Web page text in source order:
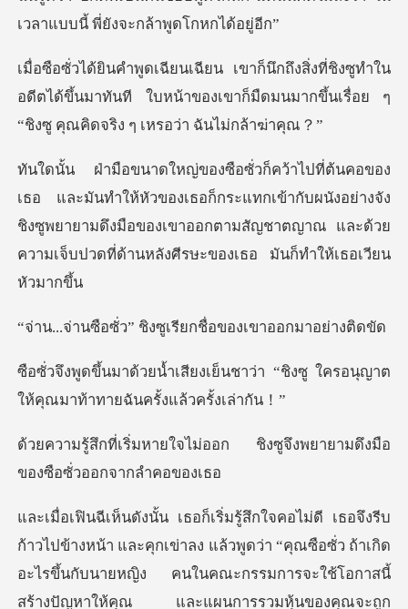
ิงซูทำใน
อดีตได้ขึ้นมาทันที ใบหน้าของเขาก็มืดมนมากขึ้น
ของเธอก็กระแทกเข้ากับผนังอย่างจัง
ชิงซูพยายามดึงมือของเขาออกตามสัญชาตญา
” ชิงซูเรียกชื่อของ
ย็นชาว่า “ชิงซู ใครอนุญาต
ให้คุณม
จไม่ออก ชิงซูจึงพยายามดึงม
และคุกเข่าลง แล้วพูดว่า “คุณซือซั่ว ถ้าเกิด
อะไรขึ้นกับนายหญิง คนในคณะกรรมการ